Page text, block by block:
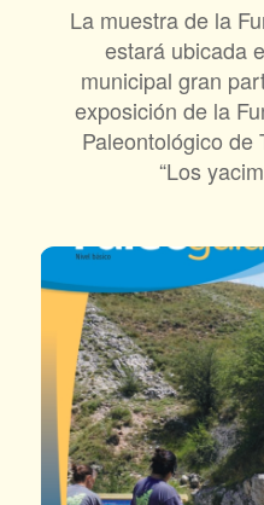
La muestra de la
estará ubicada
municipal gran
exposición de la
Paleontológico de
“Los